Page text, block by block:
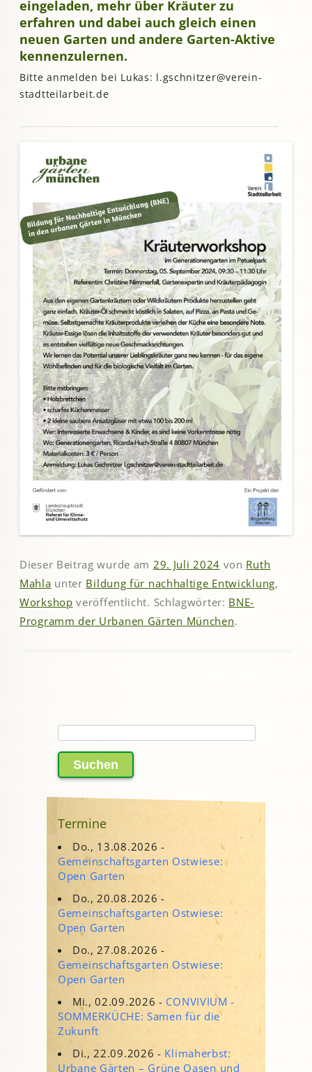
eingeladen, mehr über Kräuter zu
erfahren und dabei auch gleich einen
neuen Garten und andere Garten-Aktive
kennenzulernen.
Bitte anmelden bei Lukas: l.gschnitzer@verein-
stadtteilarbeit.de
Dieser Beitrag wurde am 29. Juli 2024 von Ruth
Mahla unter Bildung für nachhaltige Entwicklung,
Workshop veröffentlicht. Schlagwörter: BNE-
Programm der Urbanen Gärten München.
nach:
Termine
Do., 13.08.2026 -
Gemeinschaftsgarten Ostwiese:
Open Garten
Do., 20.08.2026 -
Gemeinschaftsgarten Ostwiese:
Open Garten
Do., 27.08.2026 -
Gemeinschaftsgarten Ostwiese:
Open Garten
Mi., 02.09.2026 - CONVIVIUM -
SOMMERKÜCHE: Samen für die
Zukunft
Di., 22.09.2026 - Klimaherbst:
Urbane Gärten – Grüne Oasen und